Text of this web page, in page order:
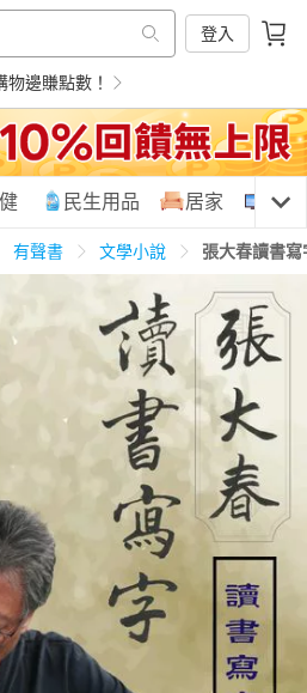
登入
邊賺點數！
養生保健 民生用品
運動休閒 親子玩具
化妝保養 情趣用品
書
民生用品 居家 3C
有聲書 文學小說 張大春讀書